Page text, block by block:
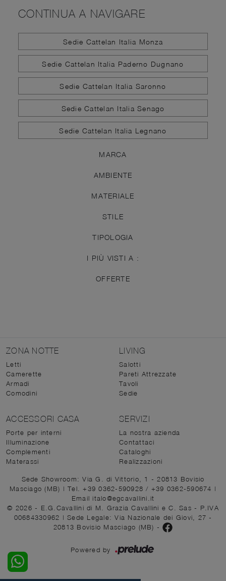
CONTINUA A NAVIGARE
Sedie Cattelan Italia Monza
Sedie Cattelan Italia Paderno Dugnano
Sedie Cattelan Italia Saronno
Sedie Cattelan Italia Senago
Sedie Cattelan Italia Legnano
MARCA
AMBIENTE
MATERIALE
STILE
TIPOLOGIA
I PIÙ VISTI A :
OFFERTE
ZONA NOTTE
Letti
Camerette
Armadi
Comodini
LIVING
Salotti
Pareti Attrezzate
Tavoli
Sedie
ACCESSORI CASA
Porte per interni
Illuminazione
Complementi
Materassi
SERVIZI
La nostra azienda
Contattaci
Cataloghi
Realizzazioni
Sede Showroom: Via G. di Vittorio, 1 - 20813 Bovisio
Masciago (MB) | Tel. +39 0362-590928/ +39 0362-590674 |
Email italo@egcavallini.it
© 2026 - E.G.Cavallini di M. Grazia Cavallini e C. Sas - P.IVA
00684330962 | Sede Legale: Via Nazionale dei Giovi, 27 -
20813 Bovisio Masciago (MB) -
Powered by